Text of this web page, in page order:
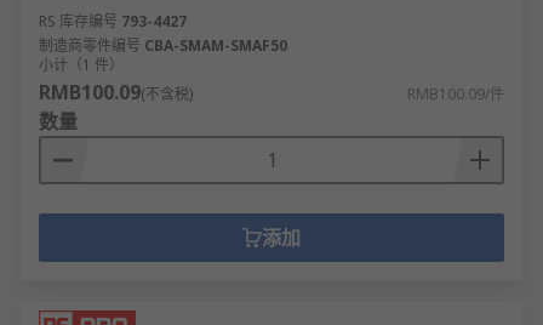
RS 库存编号 793-4427
制造商零件编号 CBA-SMAM-SMAF50
小计（1 件）
RMB100.09(不含税) RMB100.09/件
数量
添加